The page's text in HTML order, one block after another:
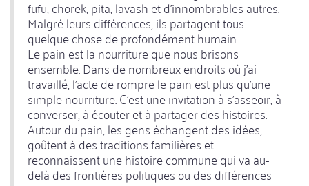
fufu, chorek, pita, lavash et d'innombrables autres.
Malgré leurs différences, ils partagent tous
quelque chose de profondément humain.
Le pain est la nourriture que nous brisons
ensemble. Dans de nombreux endroits où j'ai
travaillé, l'acte de rompre le pain est plus qu'une
simple nourriture. C'est une invitation à s'asseoir, à
converser, à écouter et à partager des histoires.
Autour du pain, les gens échangent des idées,
goûtent à des traditions familières et
reconnaissent une histoire commune qui va au-
delà des frontières politiques ou des différences